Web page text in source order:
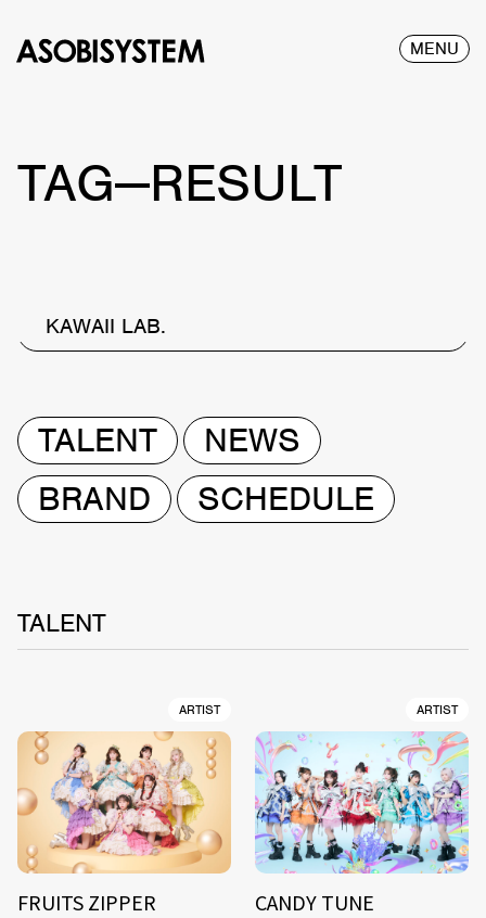
MENU
TAG—RESULT
KAWAII LAB.
TALENT
NEWS
BRAND
SCHEDULE
TALENT
ARTIST
FRUITS ZIPPER
ARTIST
CANDY TUNE